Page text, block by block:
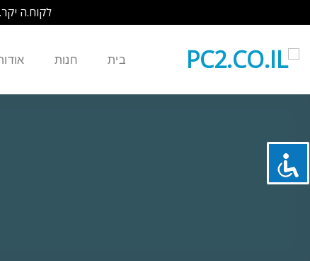
לקוח.ה
content
בית חנות